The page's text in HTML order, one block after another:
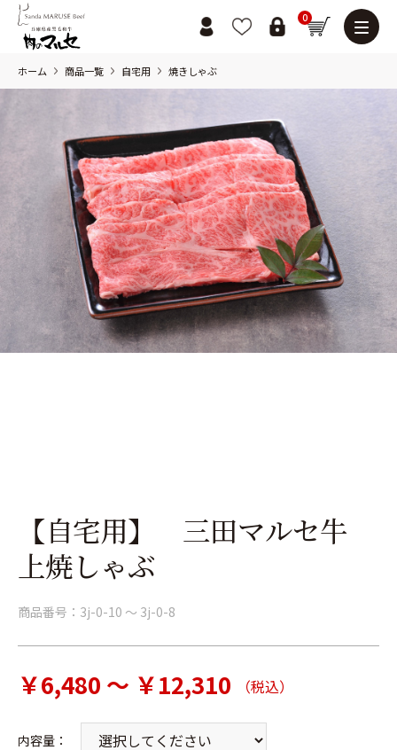
0
ホーム 商品一覧 自宅用 焼きしゃぶ
【自宅用】 三田マルセ牛
上焼しゃぶ
商品番号： 3j-0-10 ～ 3j-0-8
￥6,480 ～ ￥12,310 （税込）
内容量 ：